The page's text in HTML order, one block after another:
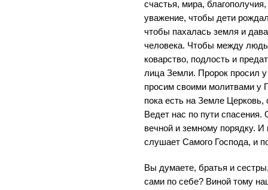
счастья, мира,
уважение, чтобы дети
чтобы пахалась земля и
человека. Чтобы между
коварство, подлость и
лица Земли. Пророк просил
просим своими молитвами у
пока есть на Земле Церковь,
Ведет нас по пути спасения.
вечной и земному порядку. И
слушает Самого Господа, и
Вы думаете, братья и
сами по себе? Виной тому